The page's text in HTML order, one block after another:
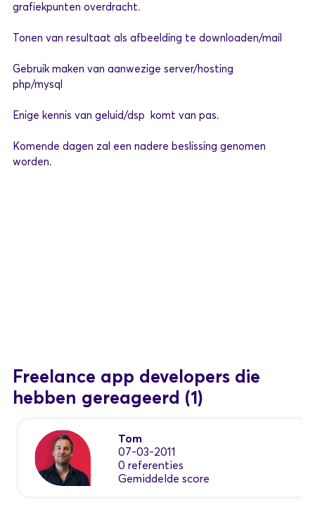
grafiekpunten overdracht.
Tonen van resultaat als afbeelding te downloaden/mail
Gebruik maken van aanwezige server/hosting
php/mysql
Enige kennis van geluid/dsp komt van pas.
Komende dagen zal een nadere beslissing genomen
worden.
Freelance app developers die
hebben gereageerd (1)
Tom
07-03-2011
0 referenties
Gemiddelde score